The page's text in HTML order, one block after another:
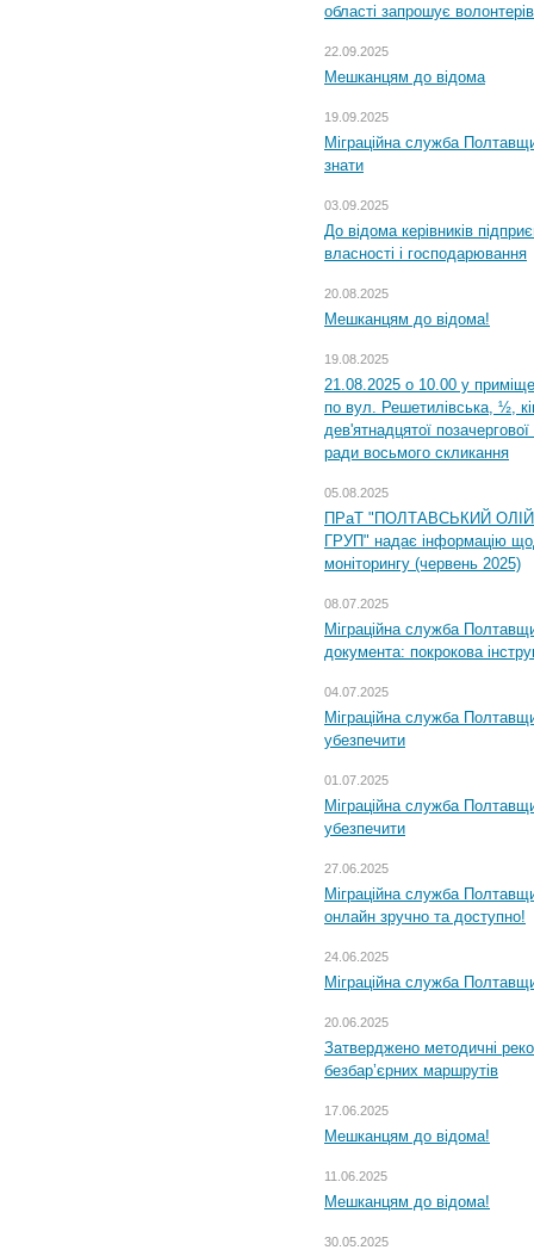
області запрошує
22.09.2025
Мешканцям до відома
19.09.2025
Міграційна служба
знати
03.09.2025
До відома керівників
власності і господарювання
20.08.2025
Мешканцям до відома!
19.08.2025
21.08.2025 о 10.00 у
по вул. Решетилівська, ½,
дев'ятнадцятої
ради восьмого скликання
05.08.2025
ПРаТ "ПОЛТАВСЬКИЙ
ГРУП" надає інформацію
моніторингу (червень 2025)
08.07.2025
Міграційна служба
документа: покрокова
04.07.2025
Міграційна служба
убезпечити
01.07.2025
Міграційна служба
убезпечити
27.06.2025
Міграційна служба
онлайн зручно та доступно!
24.06.2025
Міграційна служба
20.06.2025
Затверджено методичні
безбар’єрних маршрутів
17.06.2025
Мешканцям до відома!
11.06.2025
Мешканцям до відома!
30.05.2025